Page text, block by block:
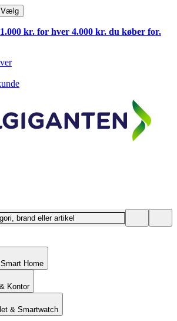
Vælg
kr. for hver 4.000 kr. du køber for.
Home
Kontor
& Smartwatch